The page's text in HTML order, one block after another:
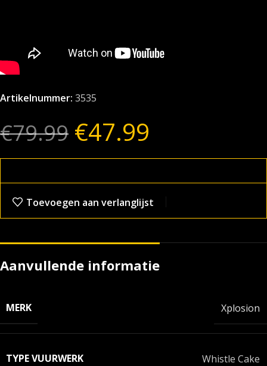
Artikelnummer: 3535
€79.99 €47.99
Toevoegen aan verlanglijst
Aanvullende informatie
MERK Xplosion
TYPE VUURWERK Whistle Cake